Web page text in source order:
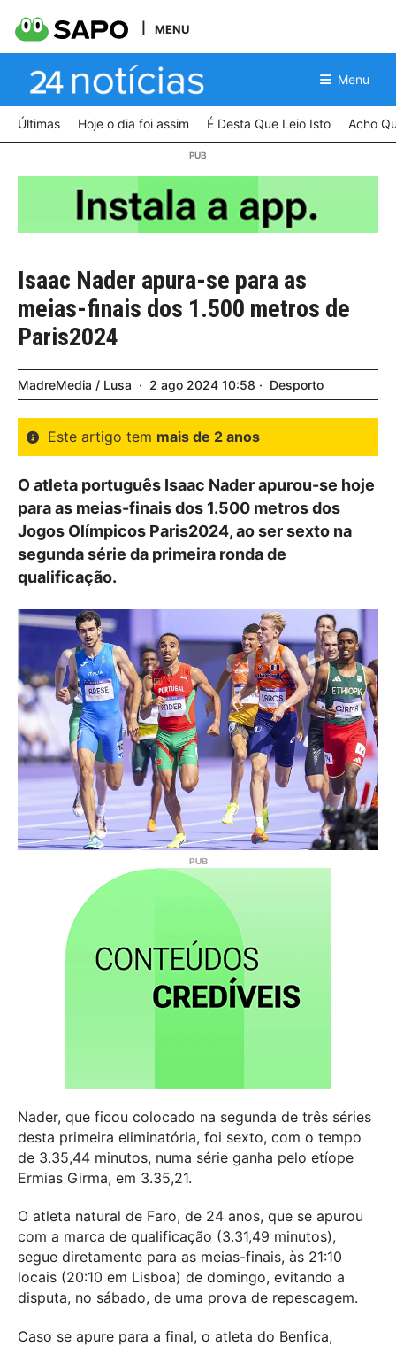
MENU
Menu
Últimas Hoje o dia foi assim É Desta Que Leio Isto Acho
Isaac Nader apura-se para as
meias-finais dos 1.500 metros de
Paris2024
MadreMedia / Lusa 2 ago 2024 10:58 Desporto
Este artigo tem mais de 2 anos
O atleta português Isaac Nader apurou-se hoje
para as meias-finais dos 1.500 metros dos
Jogos Olímpicos Paris2024, ao ser sexto na
segunda série da primeira ronda de
qualificação.
Nader, que ficou colocado na segunda de três séries
desta primeira eliminatória, foi sexto, com o tempo
de 3.35,44 minutos, numa série ganha pelo etíope
Ermias Girma, em 3.35,21.
O atleta natural de Faro, de 24 anos, que se apurou
com a marca de qualificação (3.31,49 minutos),
segue diretamente para as meias-finais, às 21:10
locais (20:10 em Lisboa) de domingo, evitando a
disputa, no sábado, de uma prova de repescagem.
Caso se apure para a final, o atleta do Benfica,